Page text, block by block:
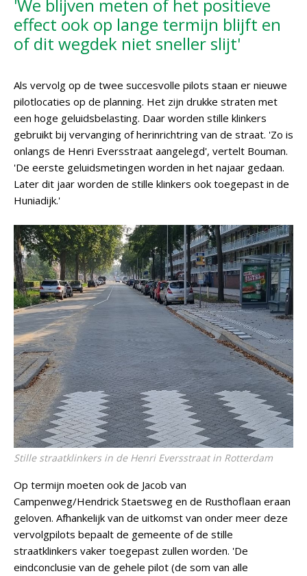
'We blijven meten of het positieve
effect ook op lange termijn blijft en
of dit wegdek niet sneller slijt'
Als vervolg op de twee succesvolle pilots staan er nieuwe
pilotlocaties op de planning. Het zijn drukke straten met
een hoge geluidsbelasting. Daar worden stille klinkers
gebruikt bij vervanging of herinrichtring van de straat. 'Zo is
onlangs de Henri Eversstraat aangelegd', vertelt Bouman.
'De eerste geluidsmetingen worden in het najaar gedaan.
Later dit jaar worden de stille klinkers ook toegepast in de
Huniadijk.'
Stille straatklinkers in de Henri Eversstraat in Rotterdam
Op termijn moeten ook de Jacob van
Campenweg/Hendrick Staetsweg en de Rusthoflaan eraan
geloven. Afhankelijk van de uitkomst van onder meer deze
vervolgpilots bepaalt de gemeente of de stille
straatklinkers vaker toegepast zullen worden. 'De
eindconclusie van de gehele pilot (de som van alle